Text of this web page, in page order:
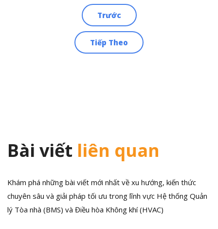
Trước
Tiếp Theo
Bài viết liên quan
Khám phá những bài viết mới nhất về xu hướng, kiến thức
chuyên sâu và giải pháp tối ưu trong lĩnh vực Hệ thống Quản
lý Tòa nhà (BMS) và Điều hòa Không khí (HVAC)